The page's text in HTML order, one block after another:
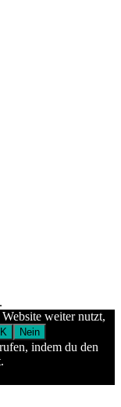
weiter nutzt,
Nein
indem du den